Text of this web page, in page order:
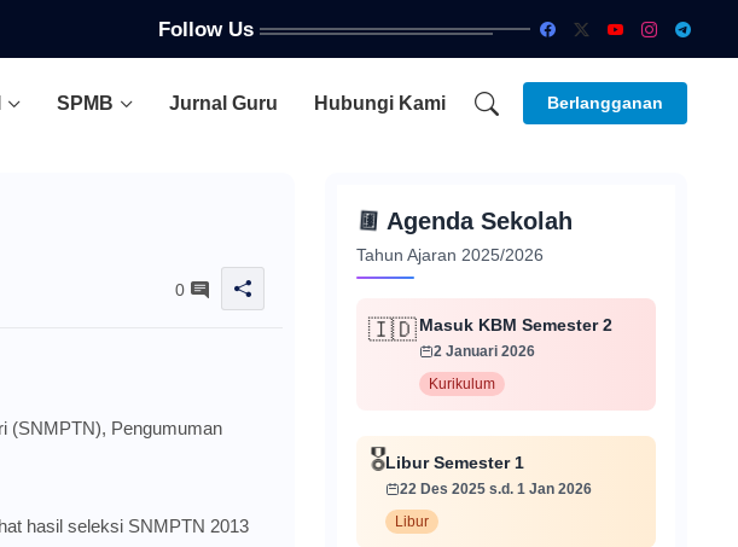
Follow Us
SPMB Jurnal Guru Hubungi Kami Berlangganan
0
(SNMPTN), Pengumuman
hasil seleksi SNMPTN 2013
📅 Agenda Sekolah
Tahun Ajaran 2025/2026
🇮🇩 Masuk KBM Semester 2
2 Januari 2026
Kurikulum
🎖️Libur Semester 1
22 Des 2025 s.d. 1 Jan 2026
Libur